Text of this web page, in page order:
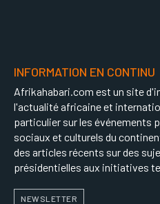
INFORMATION EN CONTINU
Afrikahabari.com est un site
l'actualité africaine et
particulier sur les événements
sociaux et culturels du
des articles récents sur des
présidentielles aux initiatives
NEWSLETTER